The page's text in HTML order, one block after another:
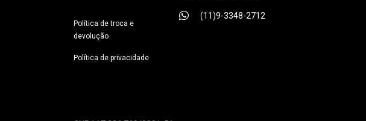
Política de troca e
devolução
Política de privacidade
(11)9-3348-2712